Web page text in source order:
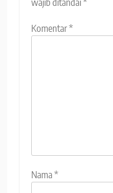
Komentar*
Nama*